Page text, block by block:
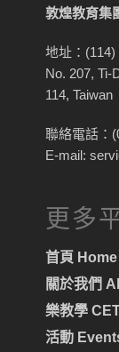
敦煌教育集
地址：
No. 207, Ti-
114, Taiwan
聯絡電話：
E-mail:
更多
首頁 Home
關於我們
樂教學
活動